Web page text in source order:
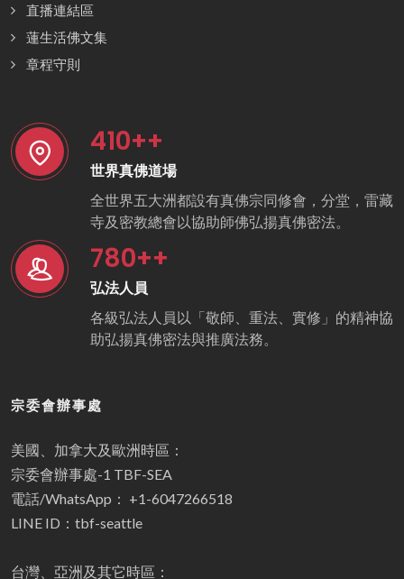
直播連結區
蓮生活佛文集
章程守則
410++
世界真佛道場
全世界五大洲都設有真佛宗同修會，分堂，雷藏
寺及密教總會以協助師佛弘揚真佛密法。
780++
弘法人員
各級弘法人員以「敬師、重法、實修」的精神協
助弘揚真佛密法與推廣法務。
宗委會辦事處
美國、加拿大及歐洲時區：
宗委會辦事處-1 TBF-SEA
電話/WhatsApp： +1-6047266518
LINE ID：tbf-seattle
台灣、亞洲及其它時區：